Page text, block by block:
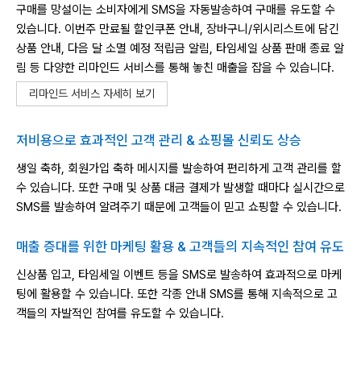
구매를 망설이는 소비자에게 SMS을 자동발송하여 구매를 유도할 수
있습니다. 이번주 만료될 할인쿠폰 안내, 장바구니/위시리스트에 담긴
상품 안내, 다음 달 소멸 예정 적립금 알림, 타임세일 상품 판매 종료 알
림 등 다양한 리마인드 서비스를 통해 놓친 매출을 잡을 수 있습니다.
리마인드 서비스 자세히 보기
저비용으로 효과적인 고객 관리 & 쇼핑몰 신뢰도 상승
생일 축하, 회원가입 축하 메시지를 발송하여 편리하게 고객 관리를 할
수 있습니다. 또한 구매 및 상품 대금 결제가 발생할 때마다 실시간으로
SMS를 발송하여 알려주기 때문에 고객들이 믿고 쇼핑할 수 있습니다.
매출 증대를 위한 마케팅 활용 & 고객들의 지속적인 참여 유도
신상품 입고, 타임세일 이벤트 등을 SMS로 발송하여 효과적으로 마케
팅에 활용할 수 있습니다. 또한 각종 안내 SMS를 통해 지속적으로 고
객들의 자발적인 참여를 유도할 수 있습니다.